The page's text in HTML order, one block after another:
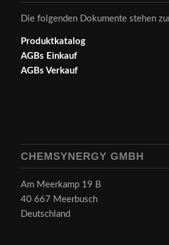
Die folgenden Dokumente stehen
Produktkatalog
AGBs Einkauf
AGBs Verkauf
CHEMSYNERGY GMBH
Am Meerkamp 19 B
40 667 Meerbusch
Deutschland